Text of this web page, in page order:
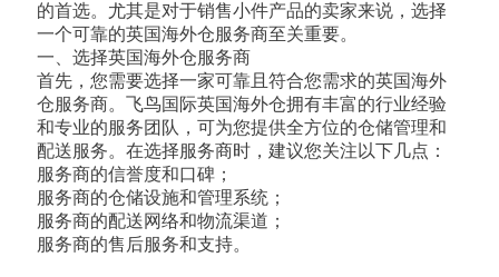
的首选。尤其是对于销售小件产品的卖家来说，选择
一个可靠的英国海外仓服务商至关重要。
一、选择英国海外仓服务商
首先，您需要选择一家可靠且符合您需求的英国海外
仓服务商。飞鸟国际英国海外仓拥有丰富的行业经验
和专业的服务团队，可为您提供全方位的仓储管理和
配送服务。在选择服务商时，建议您关注以下几点：
服务商的信誉度和口碑；
服务商的仓储设施和管理系统；
服务商的配送网络和物流渠道；
服务商的售后服务和支持。